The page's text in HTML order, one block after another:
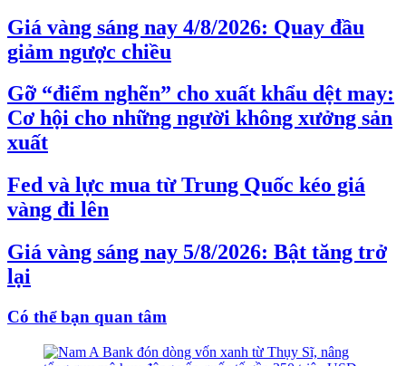
Giá vàng sáng nay 4/8/2026: Quay đầu
giảm ngược chiều
Gỡ “điểm nghẽn” cho xuất khẩu dệt may:
Cơ hội cho những người không xưởng sản
xuất
Fed và lực mua từ Trung Quốc kéo giá
vàng đi lên
Giá vàng sáng nay 5/8/2026: Bật tăng trở
lại
Có thể bạn quan tâm